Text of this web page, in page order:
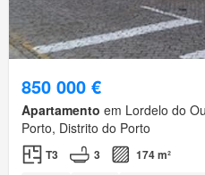
850 000 €
Apartamento em Lordelo do
Porto, Distrito do Porto
T3 3 174 m²